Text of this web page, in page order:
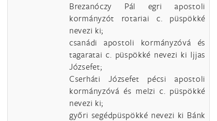
Brezanóczy Pál egri apostoli
kormányzót rotariai c. püspökké
nevezi ki;
csanádi apostoli kormányzóvá és
tagaratai c. püspökké nevezi ki Ijjas
Józsefet;
Cserháti Józsefet pécsi apostoli
kormányzóvá és melzi c. püspökké
nevezi ki;
győri segédpüspökké nevezi ki Bánk